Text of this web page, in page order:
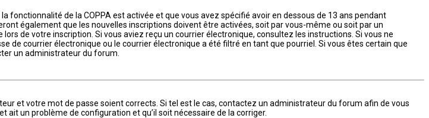
de la COPPA est activée et que vous avez spécifié avoir en dessous de 13 ans pendant
également que les nouvelles inscriptions doivent être activées, soit par vous-même ou soit par un
de votre inscription. Si vous aviez reçu un courrier électronique, consultez les instructions. Si vous ne
de courrier électronique ou le courrier électronique a été filtré en tant que pourriel. Si vous êtes certain que
un administrateur du forum.
et votre mot de passe soient corrects. Si tel est le cas, contactez un administrateur du forum afin de vous
un problème de configuration et qu’il soit nécessaire de la corriger.